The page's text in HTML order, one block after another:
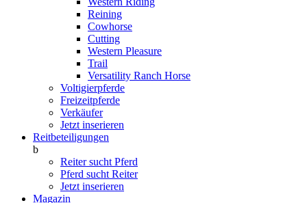
Reining
Cowhorse
Cutting
Western Pleasure
Trail
Versatility Ranch Horse
Voltigierpferde
Freizeitpferde
Verkäufer
Jetzt inserieren
Reitbeteiligungen
b
Reiter sucht Pferd
Pferd sucht Reiter
Jetzt inserieren
Magazin